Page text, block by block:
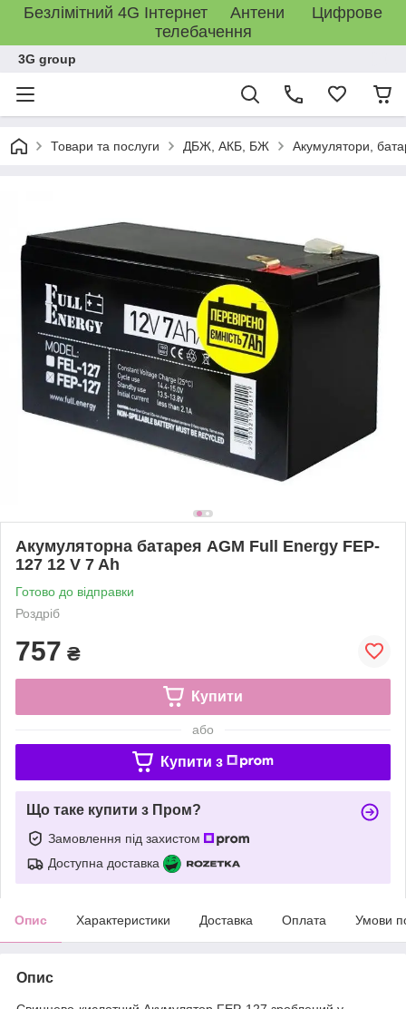
Безлімітний 4G Інтернет Антени Цифрове
телебачення
3G group
Товари та послуги ДБЖ, АКБ, БЖ Акумулятори,
Акумуляторна батарея AGM Full Energy FEP-
127 12 V 7 Ah
Готово до відправки
Роздріб
757 ₴
Купити
або
Купити з
Що таке купити з Пром?
Замовлення під захистом
Доступна доставка
Опис Характеристики Доставка Оплата Умови
Опис